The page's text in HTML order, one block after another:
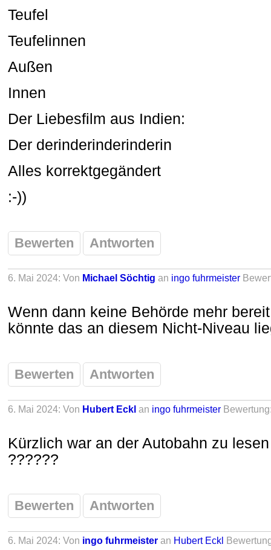
Teufel
Teufelinnen
Außen
Innen
Der Liebesfilm aus Indien:
Der derinderinderinderin
Alles korrektgegändert
:-))
Bewerten Antworten
6. Mai 2024: Von Michael Söchtig an ingo fuhrmeister
Wenn dann keine Behörde mehr
könnte das an diesem Nicht-Niveau
Bewerten Antworten
6. Mai 2024: Von Hubert Eckl an ingo fuhrmeister
Kürzlich war an der Autobahn zu
??????
Bewerten Antworten
6. Mai 2024: Von ingo fuhrmeister an Hubert Eckl